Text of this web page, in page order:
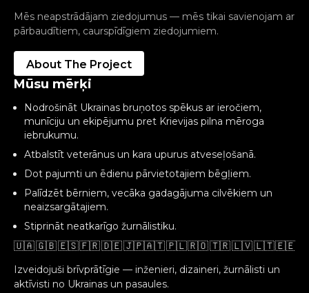
Mēs neapstrādājam ziedojumus — mēs tikai savienojam ar
pārbaudītiem, caurspīdīgiem ziedojumiem.
About The Project
Mūsu mērķi
Nodrošināt Ukrainas bruņotos spēkus ar ieročiem,
munīciju un ekipējumu pret Krievijas pilna mēroga
iebrukumu.
Atbalstīt veterānus un kara upurus atveseļošanā.
Dot pajumti un ēdienu pārvietotajiem bēgļiem.
Palīdzēt bērniem, vecāka gadagājuma cilvēkiem un
neaizsargātajiem.
Stiprināt neatkarīgo žurnālistiku.
🇺🇦 🇬🇧 🇪🇸 🇫🇷 🇩🇪 🇯🇵🇦🇹 🇵🇱 🇷🇴 🇹🇷 🇱🇻 🇱🇹 🇪🇪
Izveidojuši brīvprātīgie — inženieri, dizaineri, žurnālisti un
aktīvisti no Ukrainas un pasaules.